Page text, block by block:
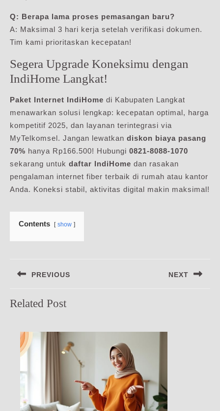
Q: Berapa lama proses pemasangan baru?
A: Maksimal 3 hari kerja setelah verifikasi dokumen.
Tim kami prioritaskan kecepatan!
Segera Upgrade Koneksimu dengan
IndiHome Langkat!
Paket Internet IndiHome di Kabupaten Langkat
menawarkan solusi lengkap: kecepatan optimal, harga
kompetitif 2025, dan layanan terintegrasi via
MyTelkomsel. Jangan lewatkan diskon biaya pasang
70% hanya Rp166.500! Hubungi 0821-8088-1070
sekarang untuk daftar IndiHome dan rasakan
pengalaman internet fiber terbaik di rumah atau kantor
Anda. Koneksi stabil, aktivitas digital makin maksimal!
Contents show
pos
PREVIOUS
post:
NEXT
Related Post